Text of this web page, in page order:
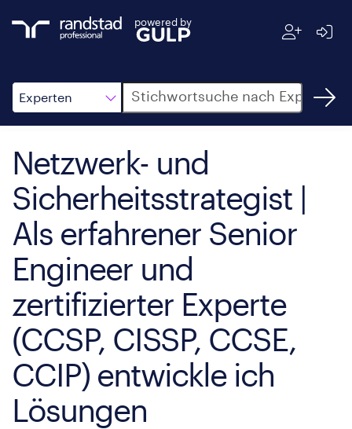
powered by
Experten
Suche
Netzwerk- und
Sicherheitsstrategist |
Als erfahrener Senior
Engineer und
zertifizierter Experte
(CCSP, CISSP, CCSE,
CCIP) entwickle ich
Lösungen